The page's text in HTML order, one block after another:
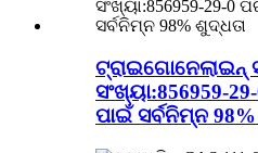
ଟ୍ରାଇଗୋନେଲାଇନ୍
ସଂଖ୍ୟା:856959-
ପାଇଁ ସର୍ବନିମ୍ନ